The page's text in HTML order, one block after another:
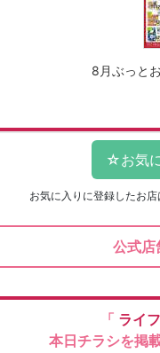
8月ぶっと
お気に入りに登録したお店
公式店
「 ライフ
本日チラシを掲